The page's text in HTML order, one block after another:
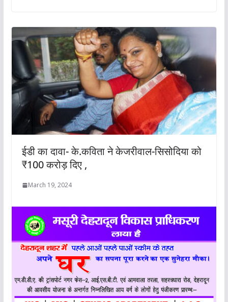
ईडी का दावा- के.कविता ने केजरीवाल-सिसोदिया को
₹100 करोड़ दिए ,
March 19, 2024